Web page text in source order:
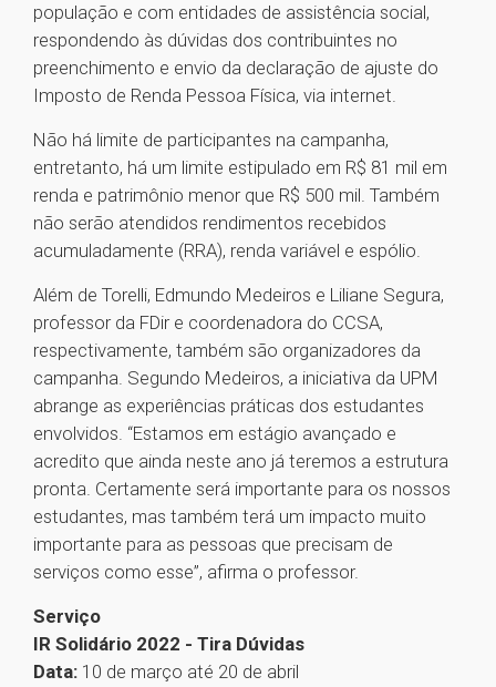
população e com entidades de assistência social,
respondendo às dúvidas dos contribuintes no
preenchimento e envio da declaração de ajuste do
Imposto de Renda Pessoa Física, via internet.
Não há limite de participantes na campanha,
entretanto, há um limite estipulado em R$ 81 mil em
renda e patrimônio menor que R$ 500 mil. Também
não serão atendidos rendimentos recebidos
acumuladamente (RRA), renda variável e espólio.
Além de Torelli, Edmundo Medeiros e Liliane Segura,
professor da FDir e coordenadora do CCSA,
respectivamente, também são organizadores da
campanha. Segundo Medeiros, a iniciativa da UPM
abrange as experiências práticas dos estudantes
envolvidos. “Estamos em estágio avançado e
acredito que ainda neste ano já teremos a estrutura
pronta. Certamente será importante para os nossos
estudantes, mas também terá um impacto muito
importante para as pessoas que precisam de
serviços como esse”, afirma o professor.
Serviço
IR Solidário 2022 - Tira Dúvidas
Data: 10 de março até 20 de abril